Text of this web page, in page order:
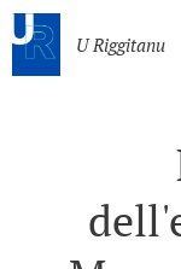
U Riggitanu